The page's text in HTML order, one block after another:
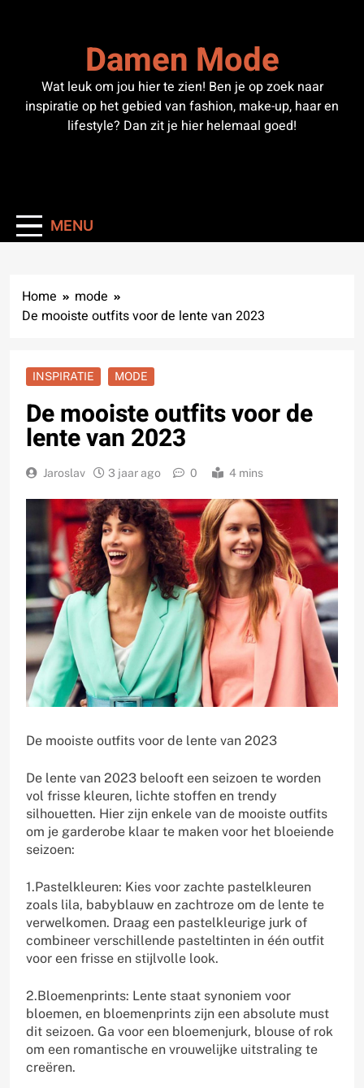
Damen Mode
Wat leuk om jou hier te zien! Ben je op zoek naar
inspiratie op het gebied van fashion, make-up, haar en
lifestyle? Dan zit je hier helemaal goed!
MENU
Home
mode
De mooiste outfits voor de lente van 2023
INSPIRATIE MODE
De mooiste outfits voor de
lente van 2023
Jaroslav 3 jaar ago 0 4 mins
De mooiste outfits voor de lente van 2023
De lente van 2023 belooft een seizoen te worden
vol frisse kleuren, lichte stoffen en trendy
silhouetten. Hier zijn enkele van de mooiste outfits
om je garderobe klaar te maken voor het bloeiende
seizoen:
1.Pastelkleuren: Kies voor zachte pastelkleuren
zoals lila, babyblauw en zachtroze om de lente te
verwelkomen. Draag een pastelkleurige jurk of
combineer verschillende pasteltinten in één outfit
voor een frisse en stijlvolle look.
2.Bloemenprints: Lente staat synoniem voor
bloemen, en bloemenprints zijn een absolute must
dit seizoen. Ga voor een bloemenjurk, blouse of rok
om een romantische en vrouwelijke uitstraling te
creëren.